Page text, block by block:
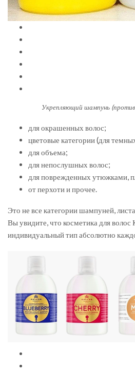
Укрепляющий шампунь
для окрашенных волос;
цветовые категории (для
для объема;
для непослушных волос;
для поврежденных утюжками,
от перхоти и прочее.
Это не все категории шампуней,
Вы увидите, что косметика для волос
индивидуальный тип абсолютно